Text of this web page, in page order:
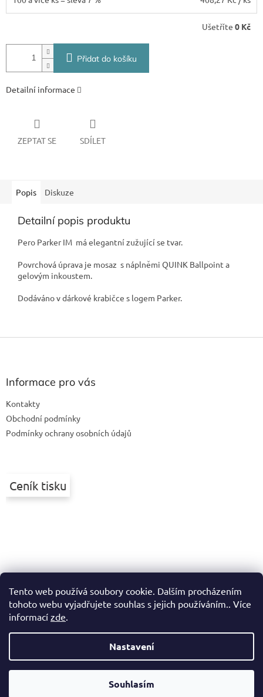
Tento web používá soubory cookie. Dalším procházením
tohoto webu vyjadřujete souhlas s jejich používáním.. Více
informací zde.
Nastavení
Souhlasím
Ušetříte 0 Kč
Přidat do košíku
Detailní informace
ZEPTAT SE SDÍLET
Popis Diskuze
Detailní popis produktu
Pero Parker IM má elegantní zužující se tvar.
Povrchová úprava je mosaz s náplněmi QUINK Ballpoint a
gelovým inkoustem.
Dodáváno v dárkové krabičce s logem Parker.
Informace pro vás
Kontakty
Obchodní podmínky
Podmínky ochrany osobních údajů
Ceník tisku
Vytvořil Shoptet
Printek. Všechna práva vyhrazena.